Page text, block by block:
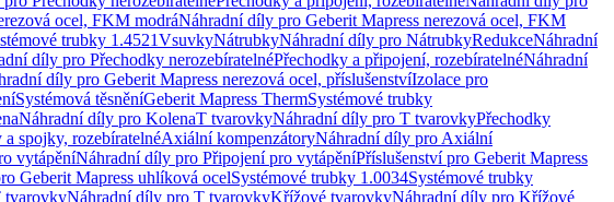
ocel, FKM modráNáhradní díly pro Geberit Mapress nerezová ocel, FKM
trubky 1.4521VsuvkyNátrubkyNáhradní díly pro NátrubkyRedukceNáhradní
díly pro Přechodky nerozebíratelnéPřechodky a připojení, rozebíratelnéNáhradní
díly pro Geberit Mapress nerezová ocel, příslušenstvíIzolace pro
Systémová těsněníGeberit Mapress ThermSystémové trubky
Náhradní díly pro KolenaT tvarovkyNáhradní díly pro T tvarovkyPřechodky
spojky, rozebíratelnéAxiální kompenzátoryNáhradní díly pro Axiální
vytápěníNáhradní díly pro Připojení pro vytápěníPříslušenství pro Geberit Mapress
Geberit Mapress uhlíková ocelSystémové trubky 1.0034Systémové trubky
tvarovkyNáhradní díly pro T tvarovkyKřížové tvarovkyNáhradní díly pro Křížové